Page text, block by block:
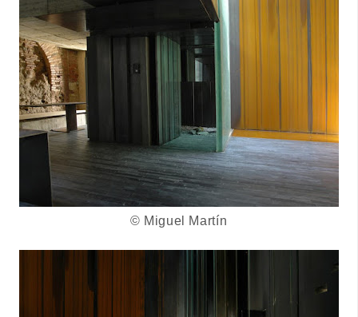
© Miguel Martín